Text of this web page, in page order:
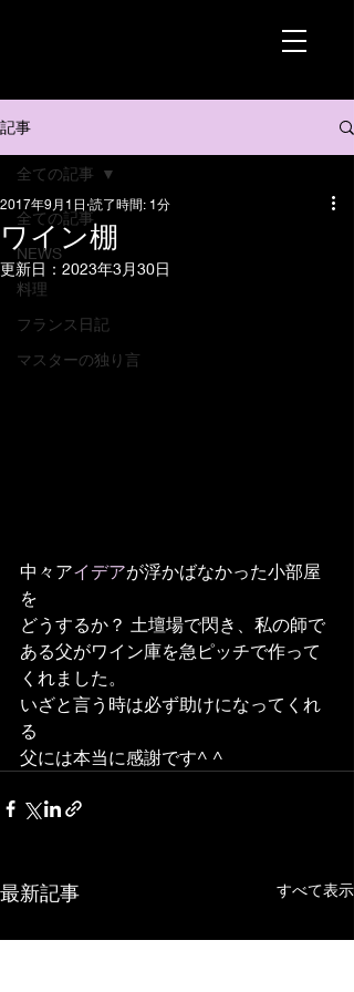
記事
全ての記事
NEWS
料理
フランス日記
マスターの独り言
全ての記事
ワイン棚
2017年9月1日 読了時間: 1分
更新日： 2023年3月30日
中々アイデアが浮かばなかった小部屋
を
どうするか？ 土壇場で閃き、私の師で
ある父がワイン庫を急ピッチで作って
くれました。
いざと言う時は必ず助けになってくれ
る
父には本当に感謝です^ ^
最新記事 すべて表示